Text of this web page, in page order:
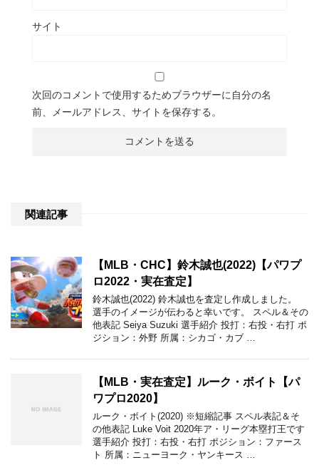
サイト
次回のコメントで使用するためブラウザーに自分の名
前、メールアドレス、サイトを保存する。
関連記事
【MLB・CHC】鈴木誠也(2022)【パワプ
ロ2022・実在査定】
鈴木誠也(2022) 鈴木誠也を査定し作成しました。
選手のイメージが伝わると幸いです。 スペル＆その
他表記 Seiya Suzuki 選手紹介 投打：右投・右打 ポ
ジション：外野 所属：シカゴ・カブ …
【MLB・実在査定】ルーク・ボイト【パ
ワプロ2020】
ルーク・ボイト(2020) ※短縮記事 スペル表記＆そ
の他表記 Luke Voit 2020年ア・リーグ本塁打王です
選手紹介 投打：右投・右打 ポジション：ファース
ト 所属：ニューヨーク・ヤンキース …